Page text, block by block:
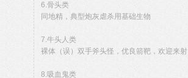
6.骨头类
同地精，典型炮灰虐杀用基础生物
7.牛头人类
裸体（误）双手斧头怪，优良箭靶，欢迎来射
8.吸血鬼类